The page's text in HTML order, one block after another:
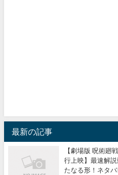
最新の記事
【劇場版 呪術廻
行上映】最速解
たなる形！ネタ